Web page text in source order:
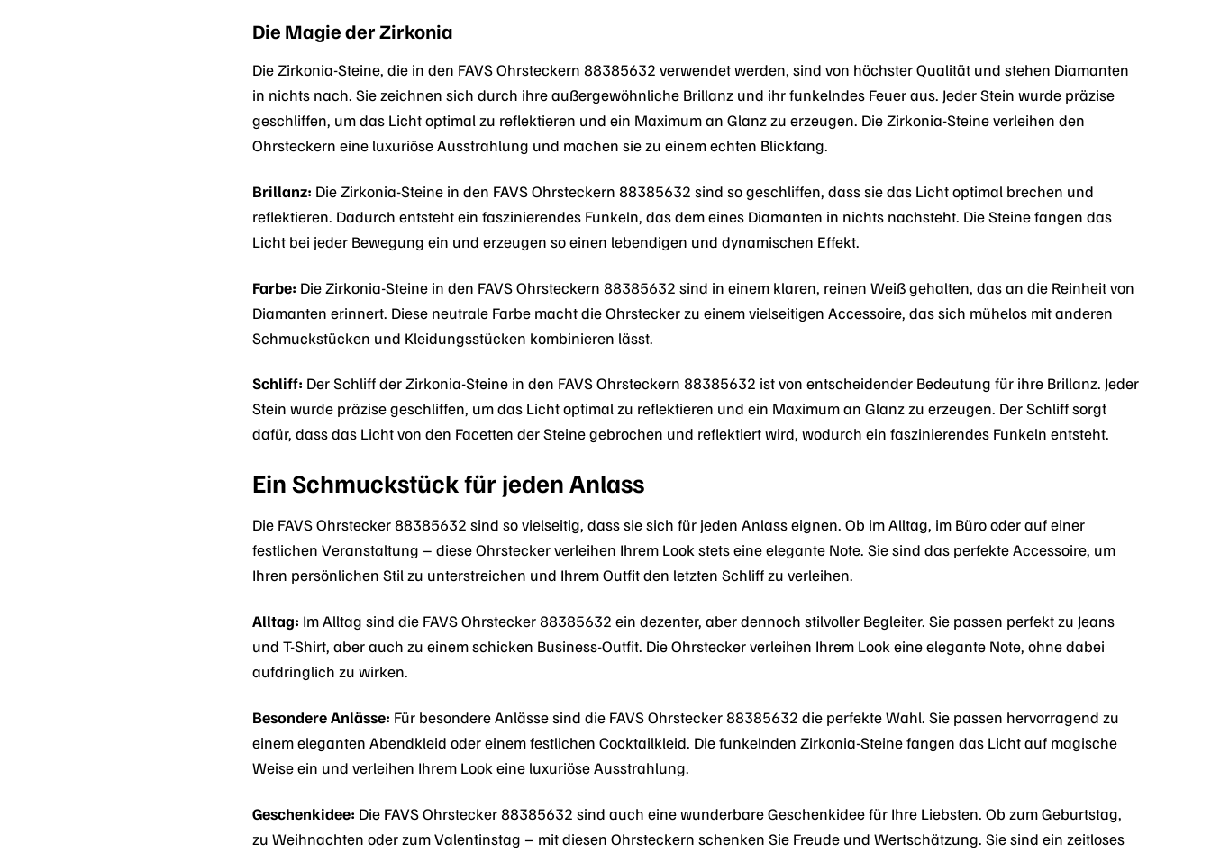
Die Magie der Zirkonia
Die Zirkonia-Steine, die in den FAVS Ohrsteckern 88385632 verwendet werden, sind von höchster Qualität und stehen Diamanten
in nichts nach. Sie zeichnen sich durch ihre außergewöhnliche Brillanz und ihr funkelndes Feuer aus. Jeder Stein wurde präzise
geschliffen, um das Licht optimal zu reflektieren und ein Maximum an Glanz zu erzeugen. Die Zirkonia-Steine verleihen den
Ohrsteckern eine luxuriöse Ausstrahlung und machen sie zu einem echten Blickfang.
Brillanz: Die Zirkonia-Steine in den FAVS Ohrsteckern 88385632 sind so geschliffen, dass sie das Licht optimal brechen und
reflektieren. Dadurch entsteht ein faszinierendes Funkeln, das dem eines Diamanten in nichts nachsteht. Die Steine fangen das
Licht bei jeder Bewegung ein und erzeugen so einen lebendigen und dynamischen Effekt.
Farbe: Die Zirkonia-Steine in den FAVS Ohrsteckern 88385632 sind in einem klaren, reinen Weiß gehalten, das an die Reinheit von
Diamanten erinnert. Diese neutrale Farbe macht die Ohrstecker zu einem vielseitigen Accessoire, das sich mühelos mit anderen
Schmuckstücken und Kleidungsstücken kombinieren lässt.
Schliff: Der Schliff der Zirkonia-Steine in den FAVS Ohrsteckern 88385632 ist von entscheidender Bedeutung für ihre Brillanz. Jeder
Stein wurde präzise geschliffen, um das Licht optimal zu reflektieren und ein Maximum an Glanz zu erzeugen. Der Schliff sorgt
dafür, dass das Licht von den Facetten der Steine gebrochen und reflektiert wird, wodurch ein faszinierendes Funkeln entsteht.
Ein Schmuckstück für jeden Anlass
Die FAVS Ohrstecker 88385632 sind so vielseitig, dass sie sich für jeden Anlass eignen. Ob im Alltag, im Büro oder auf einer
festlichen Veranstaltung – diese Ohrstecker verleihen Ihrem Look stets eine elegante Note. Sie sind das perfekte Accessoire, um
Ihren persönlichen Stil zu unterstreichen und Ihrem Outfit den letzten Schliff zu verleihen.
Alltag: Im Alltag sind die FAVS Ohrstecker 88385632 ein dezenter, aber dennoch stilvoller Begleiter. Sie passen perfekt zu Jeans
und T-Shirt, aber auch zu einem schicken Business-Outfit. Die Ohrstecker verleihen Ihrem Look eine elegante Note, ohne dabei
aufdringlich zu wirken.
Besondere Anlässe: Für besondere Anlässe sind die FAVS Ohrstecker 88385632 die perfekte Wahl. Sie passen hervorragend zu
einem eleganten Abendkleid oder einem festlichen Cocktailkleid. Die funkelnden Zirkonia-Steine fangen das Licht auf magische
Weise ein und verleihen Ihrem Look eine luxuriöse Ausstrahlung.
Geschenkidee: Die FAVS Ohrstecker 88385632 sind auch eine wunderbare Geschenkidee für Ihre Liebsten. Ob zum Geburtstag,
zu Weihnachten oder zum Valentinstag – mit diesen Ohrsteckern schenken Sie Freude und Wertschätzung. Sie sind ein zeitloses